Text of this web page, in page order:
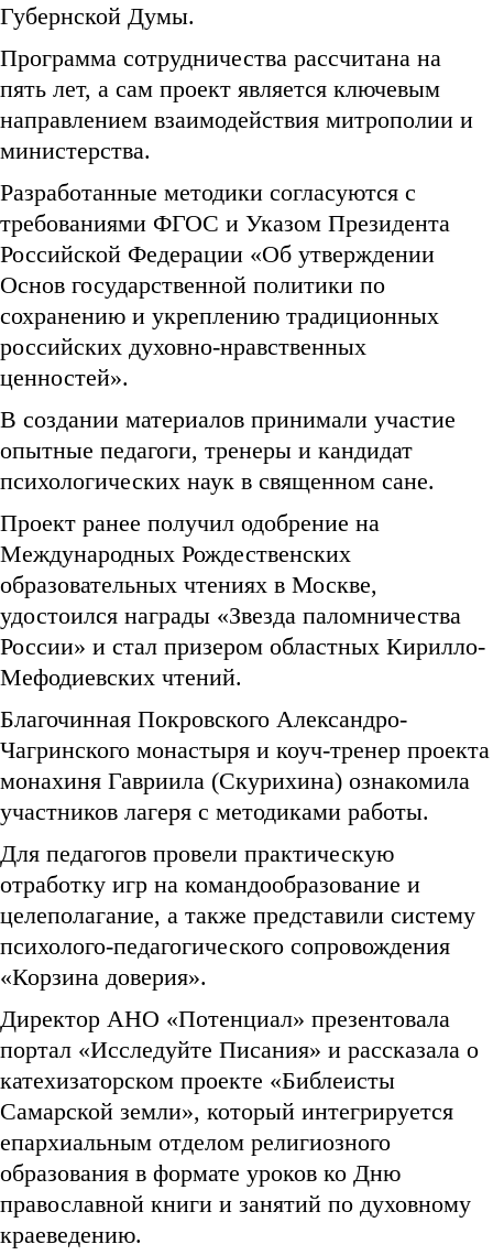
Губернской Думы.
Программа сотрудничества рассчитана на
пять лет, а сам проект является ключевым
направлением взаимодействия митрополии и
министерства.
Разработанные методики согласуются с
требованиями ФГОС и Указом Президента
Российской Федерации «Об утверждении
Основ государственной политики по
сохранению и укреплению традиционных
российских духовно-нравственных
ценностей».
В создании материалов принимали участие
опытные педагоги, тренеры и кандидат
психологических наук в священном сане.
Проект ранее получил одобрение на
Международных Рождественских
образовательных чтениях в Москве,
удостоился награды «Звезда паломничества
России» и стал призером областных Кирилло-
Мефодиевских чтений.
Благочинная Покровского Александро-
Чагринского монастыря и коуч-тренер проекта
монахиня Гавриила (Скурихина) ознакомила
участников лагеря с методиками работы.
Для педагогов провели практическую
отработку игр на командообразование и
целеполагание, а также представили систему
психолого-педагогического сопровождения
«Корзина доверия».
Директор АНО «Потенциал» презентовала
портал «Исследуйте Писания» и рассказала о
катехизаторском проекте «Библеисты
Самарской земли», который интегрируется
епархиальным отделом религиозного
образования в формате уроков ко Дню
православной книги и занятий по духовному
краеведению.